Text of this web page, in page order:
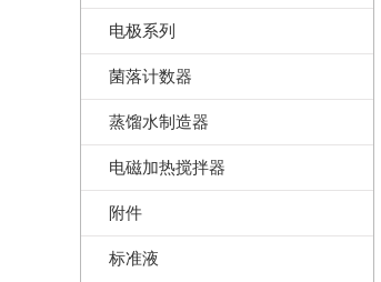
电极系列
菌落计数器
蒸馏水制造器
电磁加热搅拌器
附件
标准液